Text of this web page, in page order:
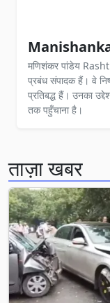
मणिशंकर पांडेय
प्रबंध संपादक हैं। वे
प्रतिबद्ध हैं। उनका
तक पहुँचाना है।
ताज़ा खबर